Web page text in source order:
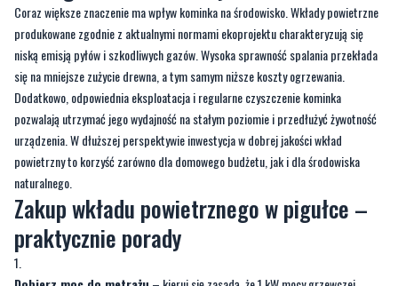
się na mniejsze zużycie drewna, a tym samym niższe koszty ogrzewania.
Dodatkowo, odpowiednia eksploatacja i regularne czyszczenie kominka
pozwalają utrzymać jego wydajność na stałym poziomie i przedłużyć żywotność
urządzenia. W dłuższej perspektywie inwestycja w dobrej jakości wkład
powietrzny to korzyść zarówno dla domowego budżetu, jak i dla środowiska
naturalnego.
Zakup wkładu powietrznego w pigułce –
praktycznie porady
Dobierz moc do metrażu– kieruj się zasadą, że 1 kW mocy grzewczej
ogrzeje około 10 m² dobrze izolowanej powierzchni. W przypadku starszych
budynków o słabszej izolacji warto wybrać model o nieco większej mocy.